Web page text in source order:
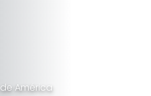
América